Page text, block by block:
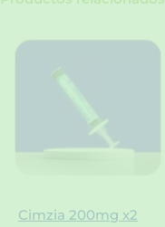
Cimzia 200mg x2